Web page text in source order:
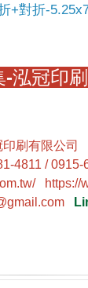
+對折-
-泓冠印
刷有限公司
4811 / 0915-
https://